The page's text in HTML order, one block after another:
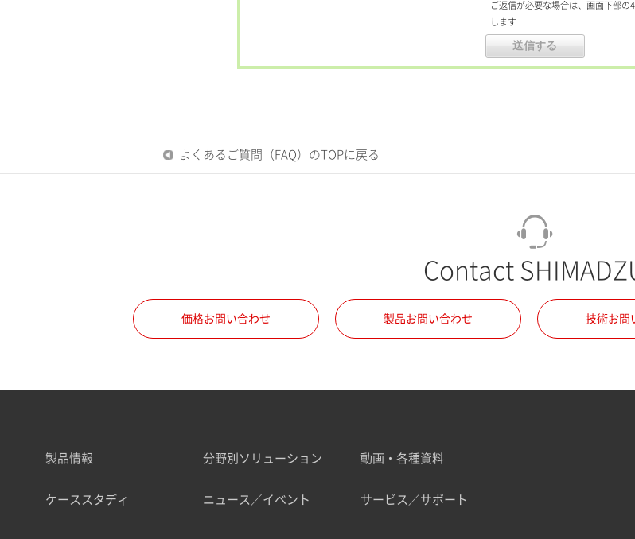
ご返信が必要な場合は、画面下部
します
よくあるご質問（FAQ）のTOPに戻る
Contact
価格お問い合わせ 製品お問い合わせ 技術お問
製品情報 分野別ソリューション 動画・各種資料
ケーススタディ ニュース／イベント サービス／サポート